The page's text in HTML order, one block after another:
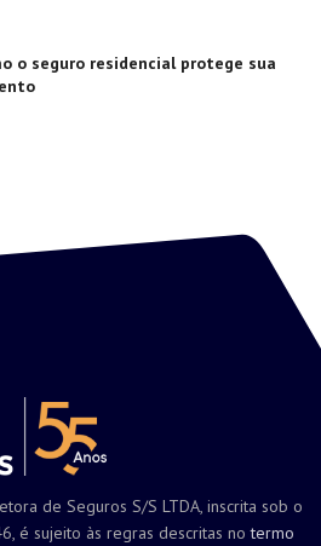
o seguro residencial protege sua
de Seguros S/S LTDA, inscrita sob o
é sujeito às regras descritas notermo